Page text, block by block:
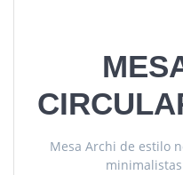
Mesa Archi de estilo